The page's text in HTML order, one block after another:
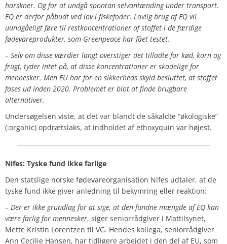
harskner. Og for at undgå spontan selvantænding under transport.
EQ er derfor påbudt ved lov i fiskefoder. Lovlig brug af EQ vil
uundgåeligt føre til restkoncentrationer af stoffet i de færdige
fødevareprodukter, som Greenpeace har fået testet.
– Selv om disse værdier langt overstiger det tilladte for kød, korn og
frugt, tyder intet på, at disse koncentrationer er skadelige for
mennesker. Men EU har for en sikkerheds skyld besluttet, at stoffet
fases ud inden 2020. Problemet er blot at finde brugbare
alternativer.
Undersøgelsen viste, at det var blandt de såkaldte “økologiske”
(:organic) opdrætslaks, at indholdet af ethoxyquin var højest.
Nifes: Tyske fund ikke farlige
Den statslige norske fødevareorganisation Nifes udtaler, at de
tyske fund ikke giver anledning til bekymring eller reaktion:
– Der er ikke grundlag for at sige, at den fundne mængde af EQ kan
være farlig for mennesker, siger seniorrådgiver i Mattilsynet,
Mette Kristin Lorentzen til VG. Hendes kollega, seniorrådgiver
Ann Cecilie Hansen, har tidligere arbejdet i den del af EU, som